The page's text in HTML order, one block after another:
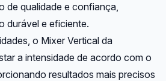
de qualidade e confiança,
durável e eficiente.
o Mixer Vertical da
a intensidade de acordo com o
resultados mais precisos